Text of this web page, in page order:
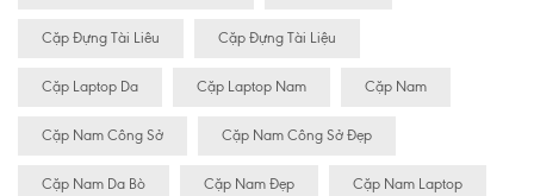
Cặp Đựng Tài Liêu Cặp Đựng Tài Liệu
Cặp Laptop Da Cặp Laptop Nam Cặp Nam
Cặp Nam Công Sở Cặp Nam Công Sở Đẹp
Cặp Nam Da Bò Cặp Nam Đẹp Cặp Nam Laptop